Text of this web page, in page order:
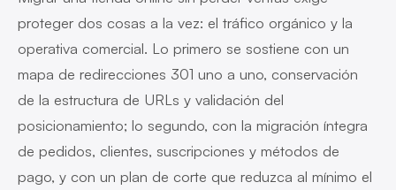
proteger dos cosas a la vez: el tráfico orgánico y la
operativa comercial. Lo primero se sostiene con un
mapa de redirecciones 301 uno a uno, conservación
de la estructura de URLs y validación del
posicionamiento; lo segundo, con la migración íntegra
de pedidos, clientes, suscripciones y métodos de
pago, y con un plan de corte que reduzca al mínimo el